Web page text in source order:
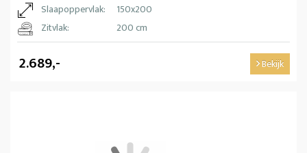
Slaapoppervlak:
150x200
Zitvlak:
200 cm
2.689,- Bekijk